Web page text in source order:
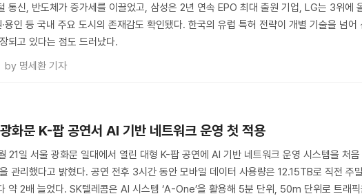
통신, 반도체가 증가세를 이끌었고, 삼성은 2년 연속 EPO 최대 출원 기업, LG는 3위에
·용인 등 국내 주요 도시의 존재감도 확인됐다. 한국의 유럽 특허 전략이 개별 기술을 넘어
되고 있다는 점도 드러났다.
by 명세환 기자
화문 K-팝 공연서 AI 기반 네트워크 운영 첫 적용
21일 서울 광화문 일대에서 열린 대형 K-팝 공연에 AI 기반 네트워크 운영 시스템을 처음
관리했다고 밝혔다. 공연 전후 3시간 동안 모바일 데이터 사용량은 12.15TB로 직전 주
약 2배 늘었다. SK텔레콤은 AI 시스템 ‘A-One’을 활용해 5분 단위, 50m 단위로 트래픽